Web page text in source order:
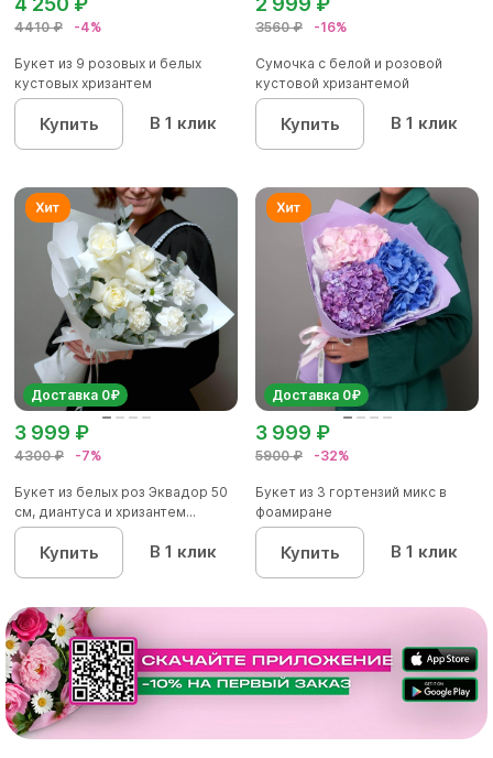
4410 ₽ -4%
Букет из 9 розовых и белых
кустовых хризантем
Купить В 1 клик
3560 ₽ -16%
Сумочка с белой и розовой
кустовой хризантемой
Купить В 1 клик
Доставка 0₽
4300 ₽ -7%
3 999 ₽
Букет из белых роз Эквадор 50
см, диантуса и хризантем...
Купить В 1 клик
Доставка 0₽
5900 ₽ -32%
3 999 ₽
Букет из 3 гортензий микс в
фоамиране
Купить В 1 клик